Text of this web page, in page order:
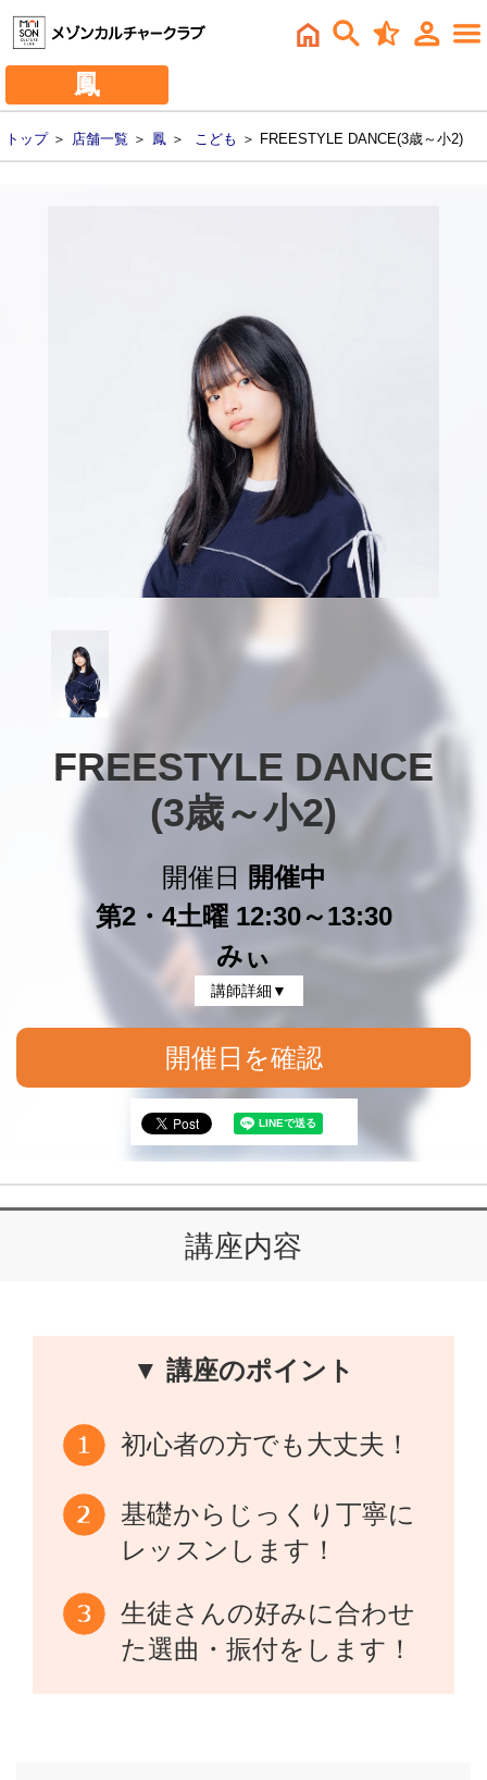
鳳
トップ＞ 店舗一覧 ＞ 鳳 ＞ こども ＞ FREESTYLE DANCE(3歳～小2)
FREESTYLE DANCE
(3歳～小2)
開催日
開催中
第2・4土曜 12:30～13:30
みぃ
講師詳細▼
開催日を確認
講座内容
▼ 講座のポイント
初心者の方でも大丈夫！
基礎からじっくり丁寧に
レッスンします！
生徒さんの好みに合わせ
た選曲・振付をします！